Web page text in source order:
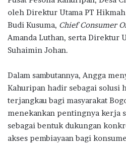
oleh Direktur Utama PT Hikmah
Budi Kusuma, Chief Consumer
Amanda Luthan, serta Direktur
Suhaimin Johan.
Dalam sambutannya, Angga
Kahuripan hadir sebagai solusi
terjangkau bagi masyarakat
menekankan pentingnya kerja
sebagai bentuk dukungan
akses pembiayaan bagi